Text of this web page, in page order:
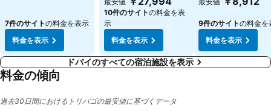
7件のサイトの料金を表示
料金を表示
10件のサイトの料金を表
示
料金を表示
9件のサイトの料金を
料金を表示
ドバイのすべての宿泊施設を表示
料金の傾向
過去30日間におけるトリバゴの最安値に基づくデータ